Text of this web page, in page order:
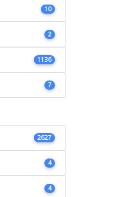
10
2
1136
7
2627
4
4